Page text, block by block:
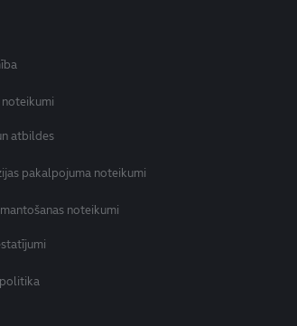
atbildes
pakalpojuma noteikumi
noteikumi